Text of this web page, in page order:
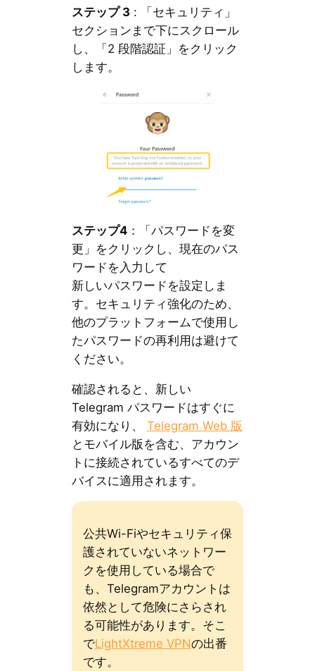
ステップ 3: 「セキュリティ」
セクションまで下にスクロール
し、「2 段階認証」をクリック
します。
ステップ4：「パスワードを変
更」をクリックし、現在のパス
ワードを入力して
新しいパスワードを設定しま
す。セキュリティ強化のため、
他のプラットフォームで使用し
たパスワードの再利用は避けて
ください。
確認されると、新しい
Telegram パスワードはすぐに
有効になり、 Telegram Web 版
とモバイル版を含む、アカウン
トに接続されているすべてのデ
バイスに適用されます。
公共Wi-Fiやセキュリティ保
護されていないネットワー
クを使用している場合で
も、Telegramアカウントは
依然として危険にさらされ
る可能性があります。そこ
でLightXtreme VPNの出番
です。